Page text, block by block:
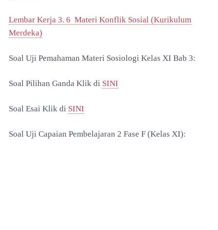
Lembar Kerja 3. 6 Materi Konflik Sosial (Kurikulum
Merdeka)
Soal Uji Pemahaman Materi Sosiologi Kelas XI Bab 3:
Soal Pilihan Ganda Klik di SINI
Soal Esai Klik di SINI
Soal Uji Capaian Pembelajaran 2 Fase F (Kelas XI):